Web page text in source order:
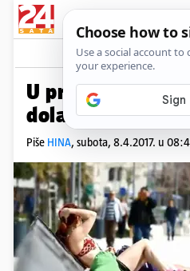
U prva tri
dolazaka za 6%
Piše HINA, subota, 8.4.2017. u